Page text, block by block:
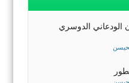
الدوسري